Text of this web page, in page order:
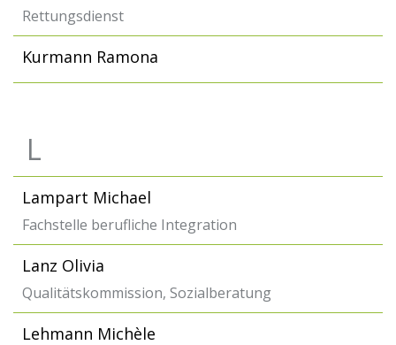
Rettungsdienst
Kurmann Ramona
L
Lampart Michael
Fachstelle berufliche Integration
Lanz Olivia
Qualitätskommission, Sozialberatung
Lehmann Michèle